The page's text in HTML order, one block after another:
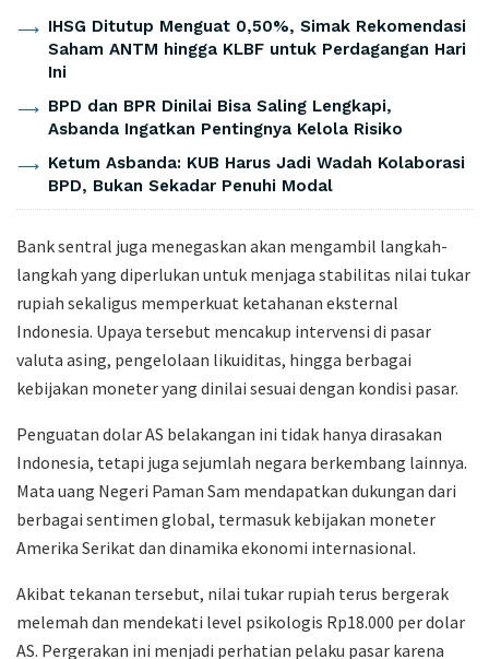
IHSG Ditutup Menguat 0,50%, Simak Rekomendasi
Saham ANTM hingga KLBF untuk Perdagangan Hari
Ini
BPD dan BPR Dinilai Bisa Saling Lengkapi,
Asbanda Ingatkan Pentingnya Kelola Risiko
Ketum Asbanda: KUB Harus Jadi Wadah Kolaborasi
BPD, Bukan Sekadar Penuhi Modal
Bank sentral juga menegaskan akan mengambil langkah-
langkah yang diperlukan untuk menjaga stabilitas nilai tukar
rupiah sekaligus memperkuat ketahanan eksternal
Indonesia. Upaya tersebut mencakup intervensi di pasar
valuta asing, pengelolaan likuiditas, hingga berbagai
kebijakan moneter yang dinilai sesuai dengan kondisi pasar.
Penguatan dolar AS belakangan ini tidak hanya dirasakan
Indonesia, tetapi juga sejumlah negara berkembang lainnya.
Mata uang Negeri Paman Sam mendapatkan dukungan dari
berbagai sentimen global, termasuk kebijakan moneter
Amerika Serikat dan dinamika ekonomi internasional.
Akibat tekanan tersebut, nilai tukar rupiah terus bergerak
melemah dan mendekati level psikologis Rp18.000 per dolar
AS. Pergerakan ini menjadi perhatian pelaku pasar karena